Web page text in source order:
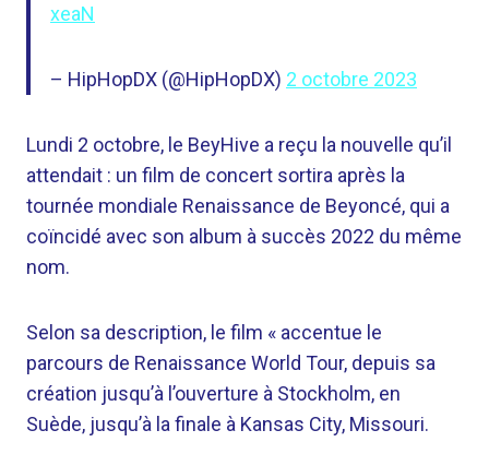
xeaN
– HipHopDX (@HipHopDX) 2 octobre 2023
Lundi 2 octobre, le BeyHive a reçu la nouvelle qu’il
attendait : un film de concert sortira après la
tournée mondiale Renaissance de Beyoncé, qui a
coïncidé avec son album à succès 2022 du même
nom.
Selon sa description, le film « accentue le
parcours de Renaissance World Tour, depuis sa
création jusqu’à l’ouverture à Stockholm, en
Suède, jusqu’à la finale à Kansas City, Missouri.